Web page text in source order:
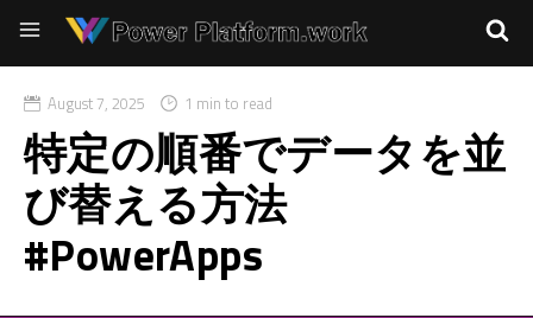
August 7, 2025 1 min to read
特定の順番でデータを並
び替える方法
#PowerApps